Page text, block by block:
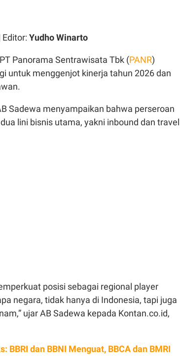
Editor: Yudho Winarto
PT Panorama Sentrawisata Tbk (PANR)
untuk menggenjot kinerja tahun 2026 dan
Sadewa menyampaikan bahwa perseroan
lini bisnis utama, yakni inbound dan
posisi sebagai regional player
negara, tidak hanya di Indonesia, tapi juga
ujar AB Sadewa kepada Kontan.co.id,
BBRI dan BBNI Menguat, BBCA dan BMRI